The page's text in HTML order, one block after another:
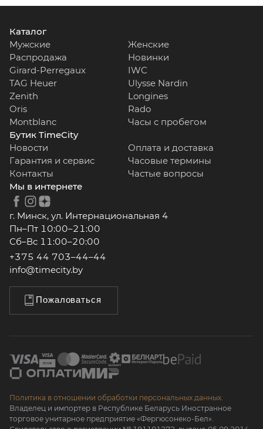
Каталог
Мужские
Женские
Распродажа
Новинки
Girard-Perregaux
IWC
TAG Heuer
Ulysse Nardin
Zenith
Longines
Oris
Rado
Montblanc
Часы с пробегом
Бутик TimeCity
Новости
Оплата и доставка
Гарантия и сервис
Часовые термины
Контакты
Частые вопросы
Мы в интернете
г. Минск, ул. Интернациональная 4
Пн–Пт 10:00–21:00
Сб–Вс 11:00–20:00
+375 44 703–44–44
info@timecity.by
Пожаловаться
Политика в отношении обработки персональных данных.
Владелец и импортер в Республике Беларусь Иностранное
торговое унитарное предприятие «Фергюсонеко-Бел».